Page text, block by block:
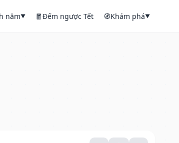
năm▼ 🧧Đếm ngược Tết 🧭Khám phá▼